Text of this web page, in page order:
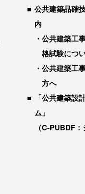
公共建築品確
内
公共建築工
格試験につ
公共建築工
方へ
「公共建築設
ム」
（C-PUBDF